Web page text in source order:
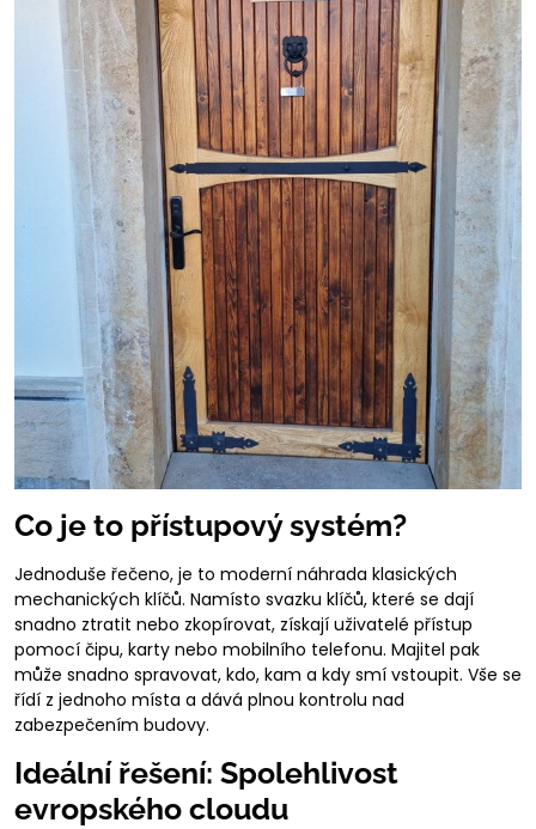
Co je to přístupový systém?
Jednoduše řečeno, je to moderní náhrada klasických
mechanických klíčů. Namísto svazku klíčů, které se dají
snadno ztratit nebo zkopírovat, získají uživatelé přístup
pomocí čipu, karty nebo mobilního telefonu. Majitel pak
může snadno spravovat, kdo, kam a kdy smí vstoupit. Vše se
řídí z jednoho místa a dává plnou kontrolu nad
zabezpečením budovy.
Ideální řešení: Spolehlivost
evropského cloudu